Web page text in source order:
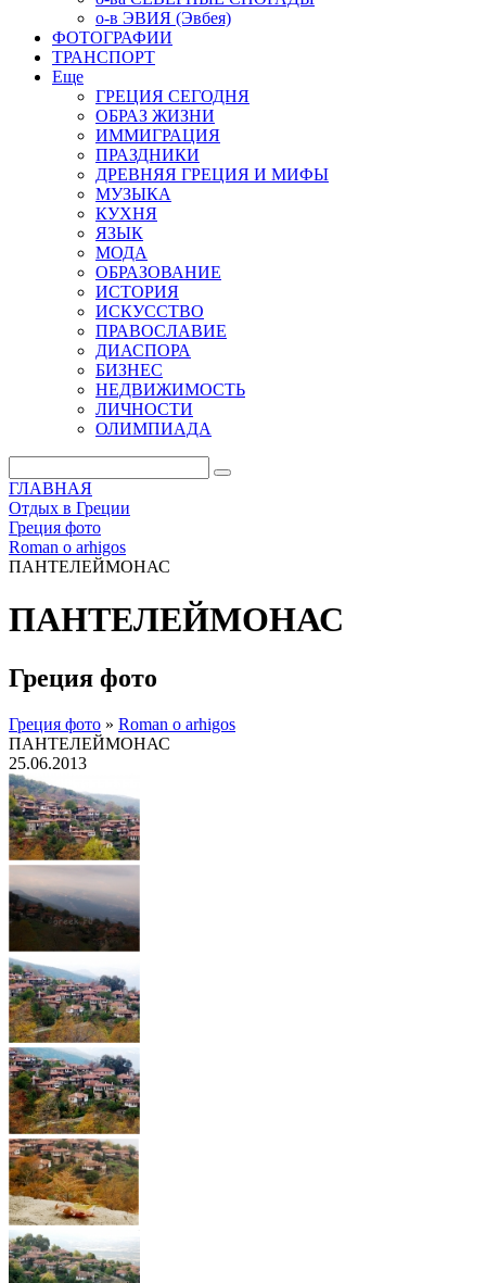
о-в ЭВИЯ (Эвбея)
ФОТОГРАФИИ
ТРАНСПОРТ
Еще
ГРЕЦИЯ СЕГОДНЯ
ОБРАЗ ЖИЗНИ
ИММИГРАЦИЯ
ПРАЗДНИКИ
ДРЕВНЯЯ ГРЕЦИЯ И МИФЫ
МУЗЫКА
КУХНЯ
ЯЗЫК
МОДА
ОБРАЗОВАНИЕ
ИСТОРИЯ
ИСКУССТВО
ПРАВОСЛАВИЕ
ДИАСПОРА
БИЗНЕС
НЕДВИЖИМОСТЬ
ЛИЧНОСТИ
ОЛИМПИАДА
ГЛАВНАЯ
Отдых в Греции
Греция фото
Roman o arhigos
ПАНТЕЛЕЙМОНАС
ПАНТЕЛЕЙМОНАС
Греция фото
Греция фото » Roman o arhigos
ПАНТЕЛЕЙМОНАС
25.06.2013